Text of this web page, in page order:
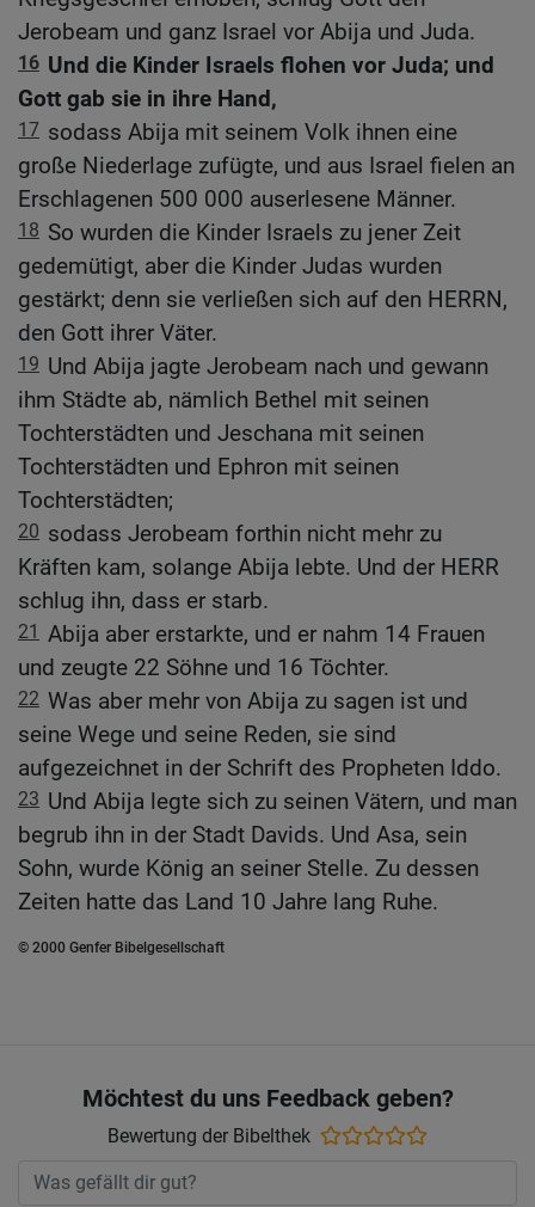
Jerobeam und ganz Israel vor Abija und Juda.
16 Und die Kinder Israels flohen vor Juda; und
Gott gab sie in ihre Hand,
17 sodass Abija mit seinem Volk ihnen eine
große Niederlage zufügte, und aus Israel fielen an
Erschlagenen 500 000 auserlesene Männer.
18 So wurden die Kinder Israels zu jener Zeit
gedemütigt, aber die Kinder Judas wurden
gestärkt; denn sie verließen sich auf den HERRN,
den Gott ihrer Väter.
19 Und Abija jagte Jerobeam nach und gewann
ihm Städte ab, nämlich Bethel mit seinen
Tochterstädten und Jeschana mit seinen
Tochterstädten und Ephron mit seinen
Tochterstädten;
20 sodass Jerobeam forthin nicht mehr zu
Kräften kam, solange Abija lebte. Und der HERR
schlug ihn, dass er starb.
21 Abija aber erstarkte, und er nahm 14 Frauen
und zeugte 22 Söhne und 16 Töchter.
22 Was aber mehr von Abija zu sagen ist und
seine Wege und seine Reden, sie sind
aufgezeichnet in der Schrift des Propheten Iddo.
23 Und Abija legte sich zu seinen Vätern, und man
begrub ihn in der Stadt Davids. Und Asa, sein
Sohn, wurde König an seiner Stelle. Zu dessen
Zeiten hatte das Land 10 Jahre lang Ruhe.
© 2000 Genfer Bibelgesellschaft
Möchtest du uns Feedback geben?
Bewertung der Bibelthek